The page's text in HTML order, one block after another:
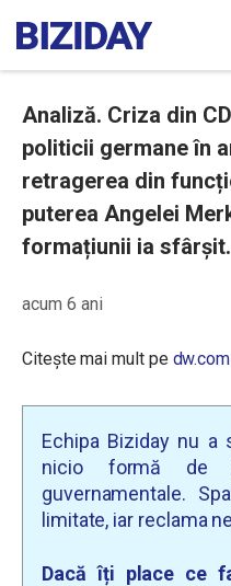
Analiză. Criza din
politicii germane în
retragerea din
puterea Angelei
formațiunii ia sfârșit.
acum 6 ani
Citește mai mult pe dw.com
Echipa Biziday nu
nicio formă de
guvernamentale.
limitate, iar reclama
Dacă îți place ce